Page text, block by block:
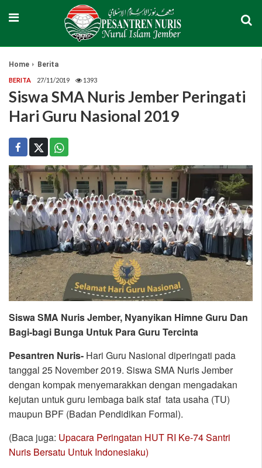
Home Berita
BERITA 27/11/2019 1393
Siswa SMA Nuris Jember Peringati
Hari Guru Nasional 2019
Siswa SMA Nuris Jember, Nyanyikan Himne Guru Dan
Bagi-bagi Bunga Untuk Para Guru Tercinta
Pesantren Nuris- Hari Guru Nasional diperingati pada
tanggal 25 November 2019. Siswa SMA Nuris Jember
dengan kompak menyemarakkan dengan mengadakan
kejutan untuk guru lembaga baik staf tata usaha (TU)
maupun BPF (Badan Pendidikan Formal).
(Baca juga: Upacara Peringatan HUT RI Ke-74 Santri
Nuris Bersatu Untuk Indonesiaku)